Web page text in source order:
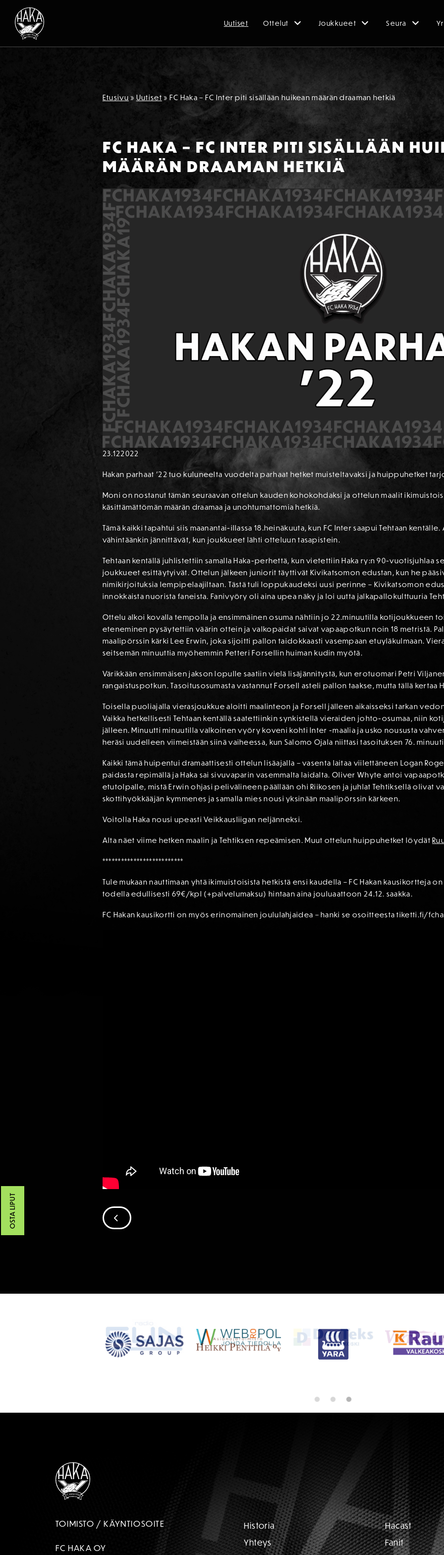
Siirry sisältöön
Uutiset Ottelut Joukkueet Seura
Etusivu » Uutiset » FC Haka – FC Inter piti sisällään huikean määrän draaman hetkiä
FC HAKA – FC INTER PITI SISÄLLÄÄN
MÄÄRÄN DRAAMAN HETKIÄ
23.122022
Hakan parhaat ’22 tuo kuluneelta vuodelta parhaat hetket muisteltavaksi ja huippuhetket
Moni on nostanut tämän seuraavan ottelun kauden kohokohdaksi ja ottelun maalit
käsittämättömän määrän draamaa ja unohtumattomia hetkiä.
Tämä kaikki tapahtui siis maanantai-illassa 18.heinäkuuta, kun FC Inter saapui Tehtaan
vähintäänkin jännittävät, kun joukkueet lähti otteluun tasapistein.
Tehtaan kentällä juhlistettiin samalla Haka-perhettä, kun vietettiin Haka ry:n 90-vuotisjuhlaa
joukkueet esittäytyivät. Ottelun jälkeen juniorit täyttivät Kivikatsomon edustan, kun he
nimikirjoituksia lempipelaajiltaan. Tästä tuli loppukaudeksi uusi perinne – Kivikatsomon
innokkaista nuorista faneista. Fanivyöry oli aina upea näky ja loi uutta jalkapallokulttuuria
Ottelu alkoi kovalla tempolla ja ensimmäinen osuma nähtiin jo 22.minuutilla kotijoukkueen
eteneminen pysäytettiin väärin ottein ja valkopaidat saivat vapaapotkun noin 18 metristä.
maalipörssin kärki Lee Erwin, joka sijoitti pallon taidokkaasti vasempaan etuyläkulmaan.
seitsemän minuuttia myöhemmin Petteri Forsellin huiman kudin myötä.
Värikkään ensimmäisen jakson lopulle saatiin vielä lisäjännitystä, kun erotuomari Petri
rangaistuspotkun. Tasoitusosumasta vastannut Forsell asteli pallon taakse, mutta tällä kertaa
Toisella puoliajalla vierasjoukkue aloitti maalinteon ja Forsell jälleen aikaisseksi tarkan
Vaikka hetkellisesti Tehtaan kentällä saatettiinkin synkistellä vieraiden johto-osumaa, niin
jälleen. Minuutti minuutilla valkoinen vyöry koveni kohti Inter -maalia ja usko noususta
heräsi uudelleen viimeistään siinä vaiheessa, kun Salomo Ojala niittasi tasoituksen 76.
Kaikki tämä huipentui dramaattisesti ottelun lisäajalla – vasenta laitaa viilettäneen Logan
paidasta repimällä ja Haka sai sivuvaparin vasemmalta laidalta. Oliver Whyte antoi
etutolpalle, mistä Erwin ohjasi pelivälineen päällään ohi Riikosen ja juhlat Tehtiksellä olivat
skottihyökkääjän kymmenes ja samalla mies nousi yksinään maalipörssin kärkeen.
Voitolla Haka nousi upeasti Veikkausliigan neljänneksi.
Alta näet viime hetken maalin ja Tehtiksen repeämisen. Muut ottelun huippuhetket löydät
**************************
Tule mukaan nauttimaan yhtä ikimuistoisista hetkistä ensi kaudella – FC Hakan kausikortteja
todella edullisesti 69€/kpl (+palvelumaksu) hintaan aina jouluaattoon 24.12. saakka.
FC Hakan kausikortti on myös erinomainen joululahjaidea – hanki se osoitteesta tiketti.fi/
SIIRRY EDELLISEEN
OSTA LIPUT
TOIMISTO / KÄYNTIOSOITE
FC HAKA OY
Historia
Yhteys
Hacast
Fanit